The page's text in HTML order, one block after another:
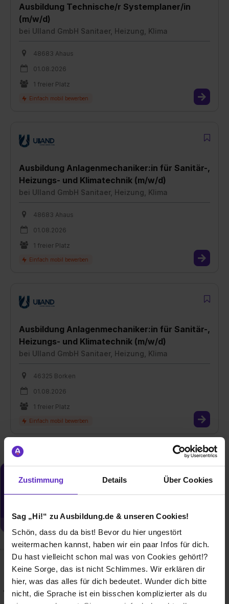
Zustimmung Details Über Cookies
Sag „Hi!“ zu Ausbildung.de & unseren Cookies!
Schön, dass du da bist! Bevor du hier ungestört
weitermachen kannst, haben wir ein paar Infos für dich.
Du hast vielleicht schon mal was von Cookies gehört!?
Keine Sorge, das ist nicht Schlimmes. Wir erklären dir
hier, was das alles für dich bedeutet. Wunder dich bitte
nicht, die Sprache ist ein bisschen komplizierter als du
Ausbildung Technische/r Systemplaner/in
(m/w/d)
bei Ulland GmbH Sanitaer, Heizung, Klima
48683 Ahaus
01.08.2026
1 freier Platz
Ausbildung Anlagenmechaniker:in für Sanitär-,
Heizungs- und Klimatechnik (m/w/d)
bei Ulland GmbH Sanitaer, Heizung, Klima
48683 Ahaus
01.08.2026
1 freier Platz
Ausbildung Anlagenmechaniker:in für Sanitär-,
Heizungs- und Klimatechnik (m/w/d)
bei Ulland GmbH Sanitaer, Heizung, Klima
46325 Borken
01.08.2026
1 freier Platz
Du möchtest neue Stellen automatisch
Wusstest du schon, dass...
• du bei uns Urlaubs- und Weihnachtsgeld bekommst? • wir
ein eigenes Ulländer Versorgungswerk mit zusätzlicher